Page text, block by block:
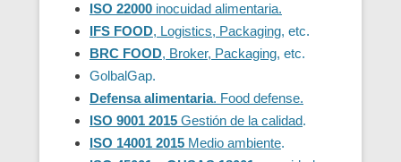
ISO 22000 inocuidad alimentaria.
IFS FOOD, Logistics, Packaging, etc.
BRC FOOD, Broker, Packaging, etc.
GolbalGap.
Defensa alimentaria. Food defense.
ISO 9001 2015 Gestión de la calidad.
ISO 14001 2015 Medio ambiente.